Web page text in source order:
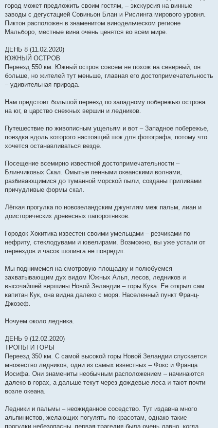
город может предложить своим гостям, – экскурсия на винные
заводы с дегустацией Совиньон Блан и Рислинга мирового уровня.
Пиктон расположен в знаменитом винодельческом регионе
Мальборо, местные вина очень ценятся во всем мире.
ДЕНЬ 8 (11.02.2020)
ЮЖНЫЙ ОСТРОВ
Переезд 550 км. Южный остров совсем не похож на северный, он
больше, но жителей тут меньше, главная его достопримечательность
– удивительная природа.
Нам предстоит большой переезд по западному побережью острова
на юг, в царство снежных вершин и ледников.
Путешествие по живописным ущельям и вот – Западное побережье,
поездка вдоль которого настоящий шок для фотографа, потому что
хочется останавливаться везде.
Посещение всемирно известной достопримечательности –
Блинчиковых Скал. Омытые пенными океанскими волнами,
разбивающимися до туманной морской пыли, созданы приливами
причудливые формы скал.
Лёгкая прогулка по новозеландским джунглям меж пальм, лиан и
доисторических древесных папоротников.
Городок Хокитика известен своими умельцами – резчиками по
нефриту, стеклодувами и ювелирами. Возможно, вы уже устали от
переездов и часок шопинга не повредит.
Мы поднимемся на смотровую площадку и полюбуемся
захватывающим дух видом Южных Альп, лесов, ледников и
высочайшей вершины Новой Зеландии – горы Кука. Ее открыл сам
капитан Кук, она видна далеко с моря. Населенный пункт Франц-
Джозеф.
Ночуем около ледника.
ДЕНЬ 9 (12.02.2020)
ТРОПЫ И ГОРЫ
Переезд 350 км. С самой высокой горы Новой Зеландии спускается
множество ледников, одни из самых известных – Фокс и Франца
Иосифа. Они знамениты необычным расположением – начинаются
далеко в горах, а дальше текут через дождевые леса и тают почти
возле океана.
Ледники и пальмы – неожиданное соседство. Тут издавна много
альпинистов, желающих погулять по красотам, однако такие
прогулки небезопасны, первая трагедия была очень давно, когда